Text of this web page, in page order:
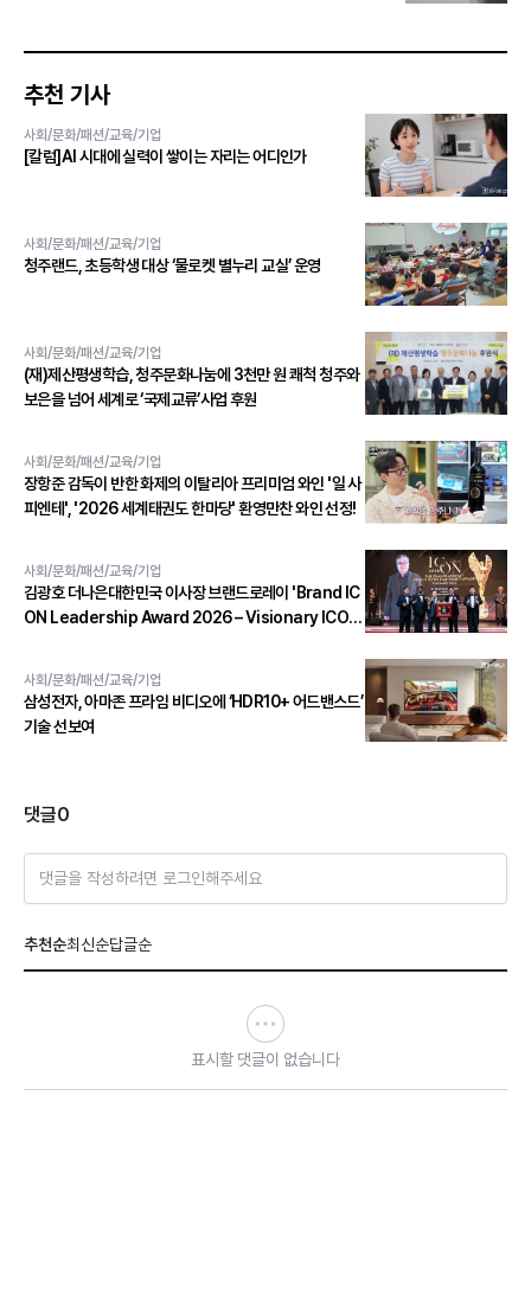
추천 기사
사회/문화/패션/교육/기업
[칼럼]AI 시대에 실력이 쌓이는 자리는 어디인가
사회/문화/패션/교육/기업
청주랜드, 초등학생 대상 ‘물로켓 별누리 교실’ 운영
사회/문화/패션/교육/기업
(재)제산평생학습, 청주문화나눔에 3천만 원 쾌척 청주와
보은을 넘어 세계로 ‘국제교류’사업 후원
사회/문화/패션/교육/기업
장항준 감독이 반한 화제의 이탈리아 프리미엄 와인 '일 사
피엔테', '2026 세계태권도 한마당' 환영만찬 와인 선정!
사회/문화/패션/교육/기업
김광호 더나은대한민국 이사장 브랜드로레이 'Brand IC
ON Leadership Award 2026 – Visionary ICON'
사회/문화/패션/교육/기업
삼성전자, 아마존 프라임 비디오에 ‘HDR10+ 어드밴스드’
기술 선보여
댓글0
댓글을 작성하려면 로그인해주세요
추천순최신순답글순
표시할 댓글이 없습니다